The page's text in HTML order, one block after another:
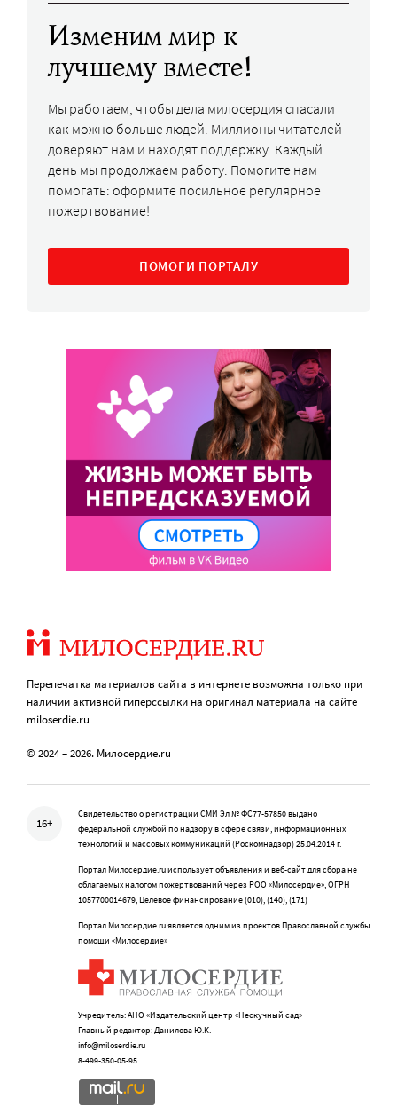
Изменим мир к
лучшему вместе!
Мы работаем, чтобы дела милосердия спасали
как можно больше людей. Миллионы читателей
доверяют нам и находят поддержку. Каждый
день мы продолжаем работу. Помогите нам
помогать: оформите посильное регулярное
пожертвование!
ПОМОГИ ПОРТАЛУ
Перепечатка материалов сайта в интернете возможна только при
наличии активной гиперссылки на оригинал материала на сайте
miloserdie.ru
© 2024 – 2026. Милосердие.ru
16+
Свидетельство о регистрации СМИ Эл № ФС77-57850 выдано
федеральной службой по надзору в сфере связи, информационных
технологий и массовых коммуникаций (Роскомнадзор) 25.04.2014 г.
Портал Милосердие.ru использует объявления и веб-сайт для сбора не
облагаемых налогом пожертвований через РОО «Милосердие», ОГРН
1057700014679, Целевое финансирование (010), (140), (171)
Портал Милосердие.ru является одним из проектов Православной службы
помощи «Милосердие»
Учредитель: АНО «Издательский центр «Нескучный сад»
Главный редактор: Данилова Ю.К.
info@miloserdie.ru
8-499-350-05-95